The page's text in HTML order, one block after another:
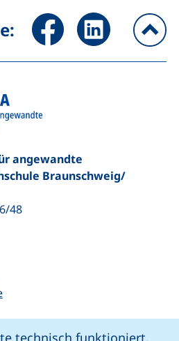
technisch funktioniert,
Seite über Facebook teilen
Seite über
angewandte
Braunschweig/​
48
Link, öffnet neues Fenster)
einen Telefonanruf, wenn Ihr
Ihr E-Mail-Programm)